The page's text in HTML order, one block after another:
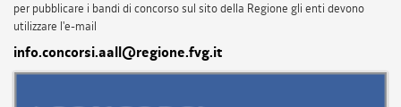
per pubblicare i bandi di concorso sul sito della Regione gli enti devono
utilizzare l'e-mail
info.concorsi.aall@regione.fvg.it